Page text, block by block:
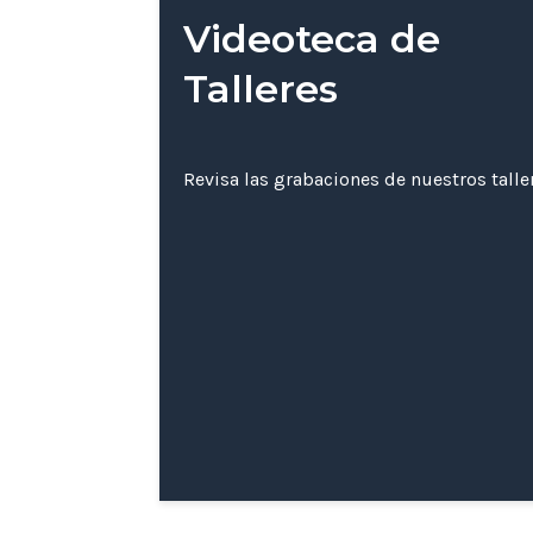
Videoteca de
Talleres
Revisa las grabaciones de nuestros